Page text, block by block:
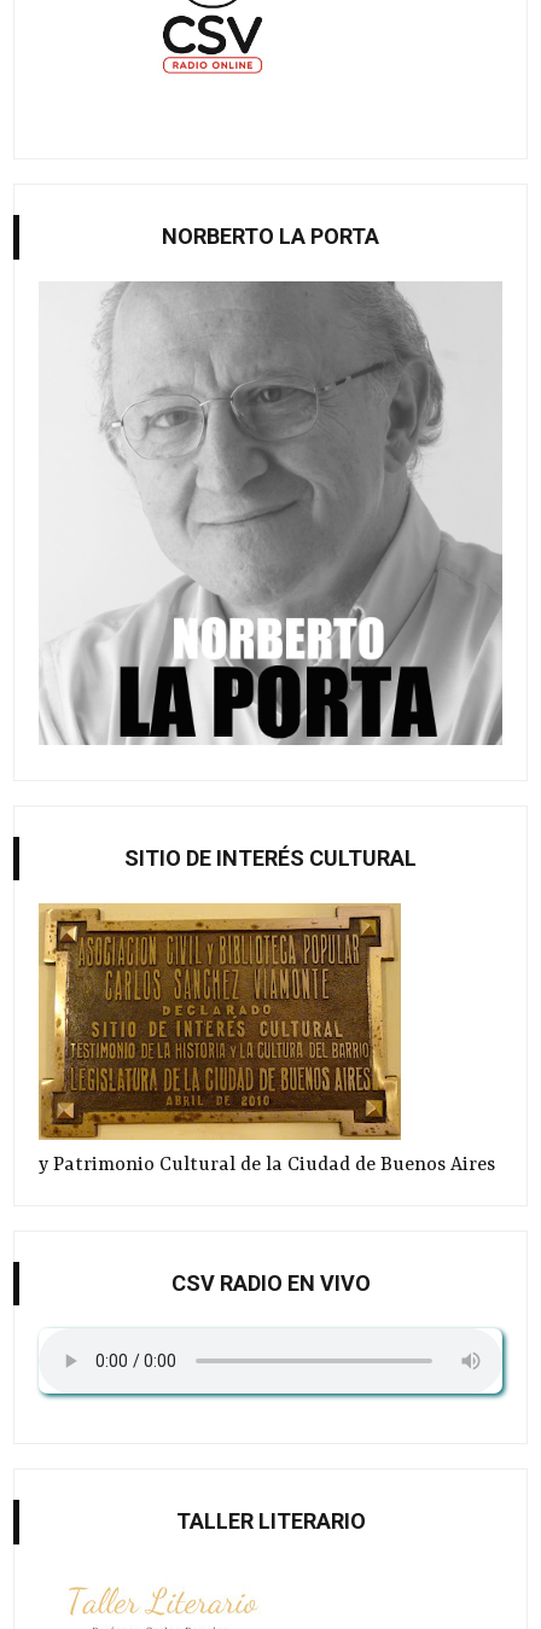
NORBERTO LA PORTA
SITIO DE INTERÉS CULTURAL
y Patrimonio Cultural de la Ciudad de Buenos Aires
CSV RADIO EN VIVO
TALLER LITERARIO